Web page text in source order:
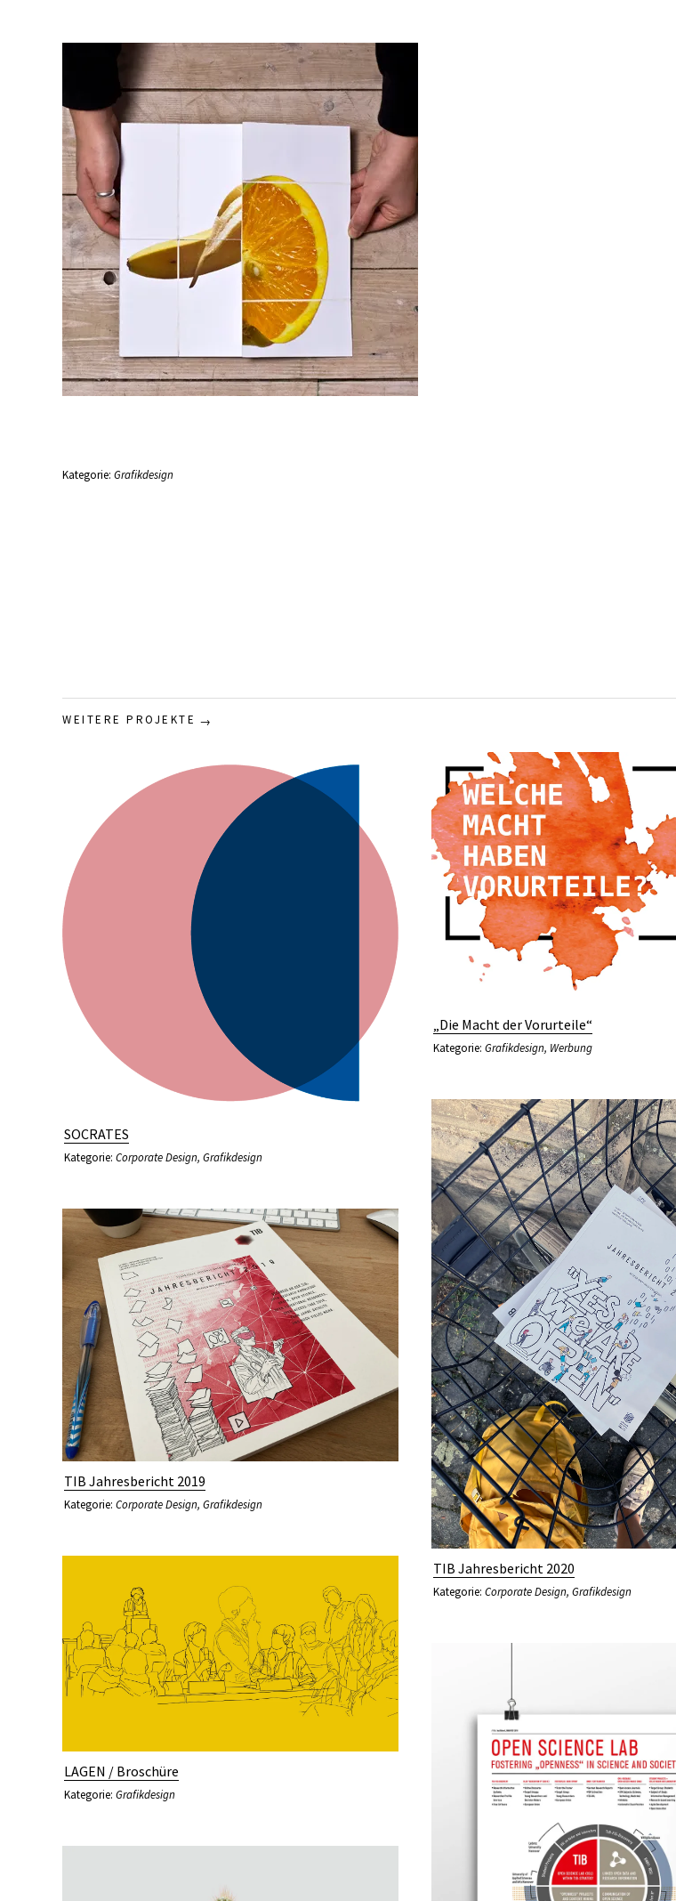
Kategorie: Grafikdesign
WEITERE PROJEKTE
SOCRATES
Kategorie: Corporate Design, Grafikdesign
„Die Macht der Vorurteile“
Kategorie: Grafikdesign, Werbung
TIB Jahresbericht 2020
Kategorie: Corporate Design, Grafikdesign
TIB Jahresbericht 2019
Kategorie: Corporate Design, Grafikdesign
LAGEN / Broschüre
Kategorie: Grafikdesign